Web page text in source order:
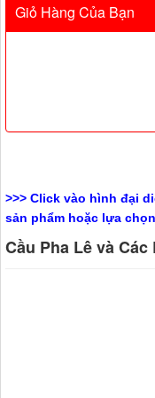
Giỏ Hàng Của Bạn
>>> Click vào hình đại
sản phẩm hoặc lựa
Cầu Pha Lê và